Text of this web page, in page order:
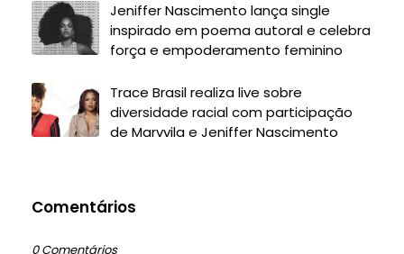
Jeniffer Nascimento lança single
inspirado em poema autoral e celebra
força e empoderamento feminino
Trace Brasil realiza live sobre
diversidade racial com participação
de Marvvila e Jeniffer Nascimento
Comentários
0 Comentários